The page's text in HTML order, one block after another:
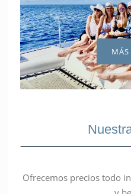
Ofrecemos precios todo